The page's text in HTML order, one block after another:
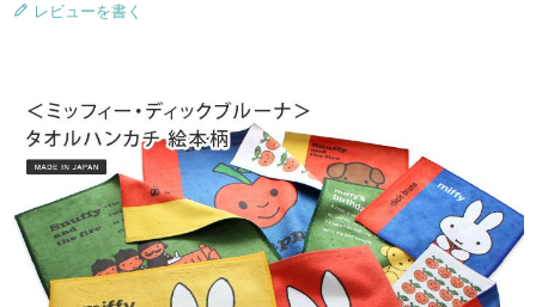
レビューを書く